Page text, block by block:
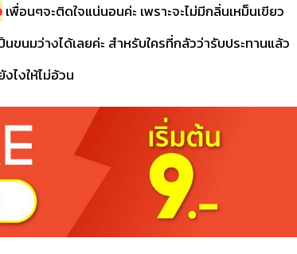
เพื่อนๆจะติดใจแน่นอนค่ะ เพราะจะไม่มีกลิ่นเหม็นเขียว
นมว่างได้เลยค่ะ สำหรับใครที่กลัวว่ารับประทานแล้ว
ไงให้ไม่อ้วน